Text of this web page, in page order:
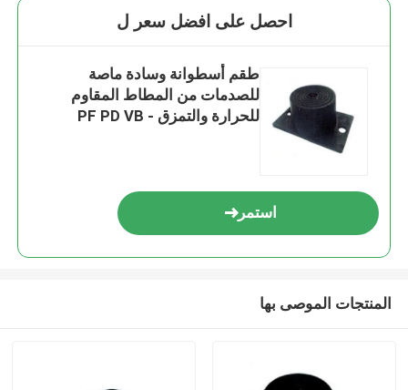
احصل على افضل سعر ل
طقم أسطوانة وسادة ماصة
للصدمات من المطاط المقاوم
للحرارة والتمزق - PF PD VB
استمر
المنتجات الموصى بها